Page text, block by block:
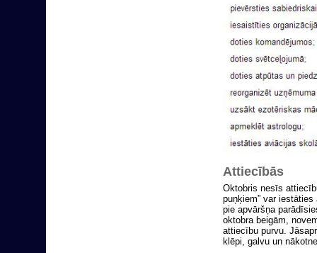
Attiecībās
Oktobris nesīs
puņķiem” var
pie apvāršņa
oktobra beigām,
attiecību purvu.
klēpi, galvu un